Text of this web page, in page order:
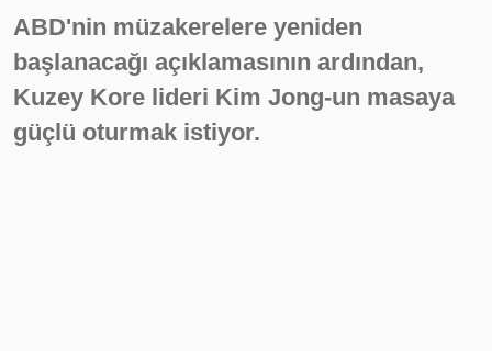
ABD'nin müzakerelere yeniden
başlanacağı açıklamasının ardından,
Kuzey Kore lideri Kim Jong-un masaya
güçlü oturmak istiyor.